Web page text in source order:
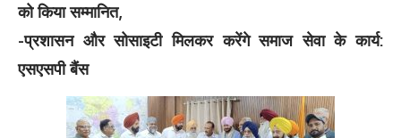
को किया सम्मानित,
-प्रशासन और सोसाइटी मिलकर करेंगे समाज सेवा के कार्य:
एसएसपी बैंस